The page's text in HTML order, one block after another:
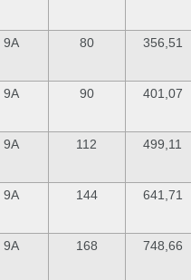
9A 80 356,51
9A 90 401,07
9A 112 499,11
9A 144 641,71
9A 168 748,66